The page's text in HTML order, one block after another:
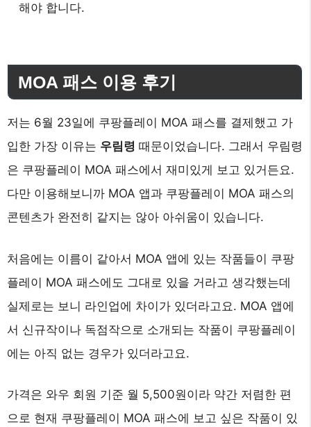
해야 합니다.
MOA 패스 이용 후기
저는 6월 23일에 쿠팡플레이 MOA 패스를 결제했고 가
입한 가장 이유는 우림령 때문이었습니다. 그래서 우림령
은 쿠팡플레이 MOA 패스에서 재미있게 보고 있거든요.
다만 이용해보니까 MOA 앱과 쿠팡플레이 MOA 패스의
콘텐츠가 완전히 같지는 않아 아쉬움이 있습니다.
처음에는 이름이 같아서 MOA 앱에 있는 작품들이 쿠팡
플레이 MOA 패스에도 그대로 있을 거라고 생각했는데
실제로는 보니 라인업에 차이가 있더라고요. MOA 앱에
서 신규작이나 독점작으로 소개되는 작품이 쿠팡플레이
에는 아직 없는 경우가 있더라고요.
가격은 와우 회원 기준 월 5,500원이라 약간 저렴한 편
으로 현재 쿠팡플레이 MOA 패스에 보고 싶은 작품이 있